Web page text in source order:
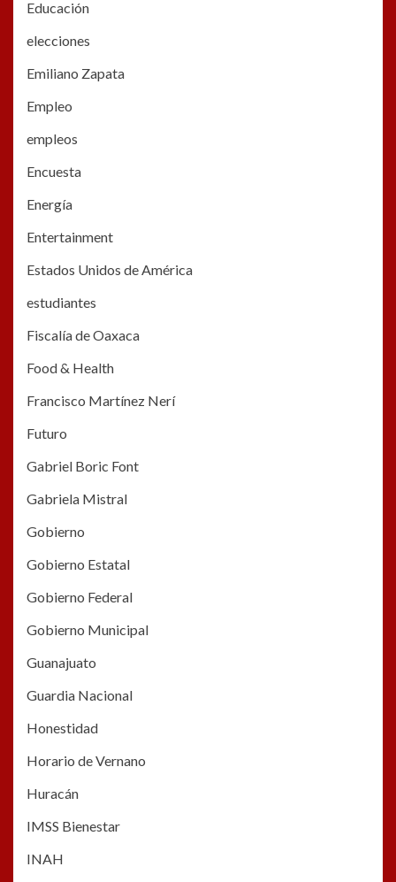
Educación
elecciones
Emiliano Zapata
Empleo
empleos
Encuesta
Energía
Entertainment
Estados Unidos de América
estudiantes
Fiscalía de Oaxaca
Food & Health
Francisco Martínez Nerí
Futuro
Gabriel Boric Font
Gabriela Mistral
Gobierno
Gobierno Estatal
Gobierno Federal
Gobierno Municipal
Guanajuato
Guardia Nacional
Honestidad
Horario de Vernano
Huracán
IMSS Bienestar
INAH